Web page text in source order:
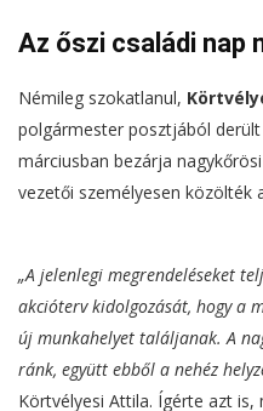
Az őszi családi nap
Némileg szokatlanul,
polgármester posztjából
márciusban bezárja
vezetői személyesen közölték
„A jelenlegi megrendeléseket
akcióterv kidolgozását, hogy a
új munkahelyet találjanak. A
ránk, együtt ebből a nehéz
Körtvélyesi Attila. Ígérte azt